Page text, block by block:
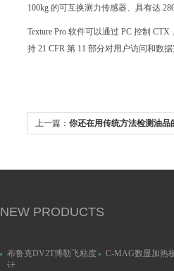
100kg 的可互换测力传感器、具有达
Texture Pro 软件可以通过 PC 控制
持 21 CFR 第 11 部分对用户访问和数
上一篇： 你还在用传统方法检测油品
NEW PRODUCTS
布鲁克DV2T博勒飞粘度
计
C-MAG数显加热